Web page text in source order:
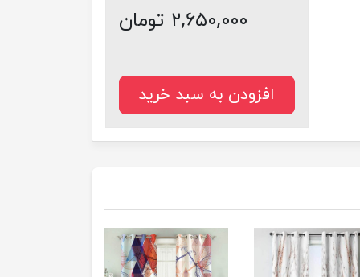
۲,۶۵۰,۰۰۰ تومان
افزودن به سبد خرید